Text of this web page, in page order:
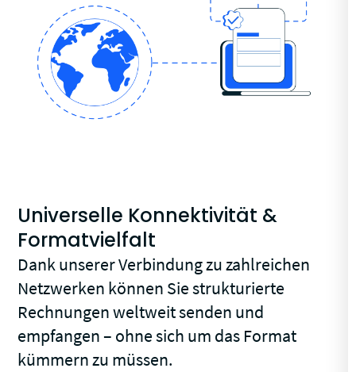
Universelle Konnektivität &
Formatvielfalt
Dank unserer Verbindung zu zahlreichen
Netzwerken können Sie strukturierte
Rechnungen weltweit senden und
empfangen – ohne sich um das Format
kümmern zu müssen.